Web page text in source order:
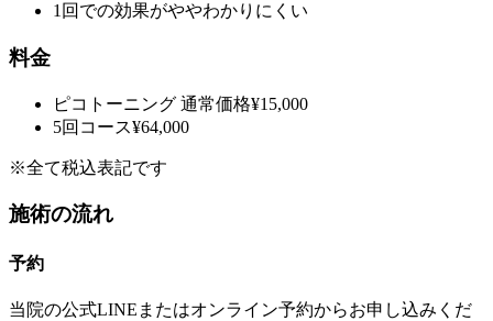
1回での効果がややわかりにくい
料金
ピコトーニング 通常価格¥15,000
5回コース¥64,000
※全て税込表記です
施術の流れ
予約
当院の公式LINEまたはオンライン予約からお申し込みくだ